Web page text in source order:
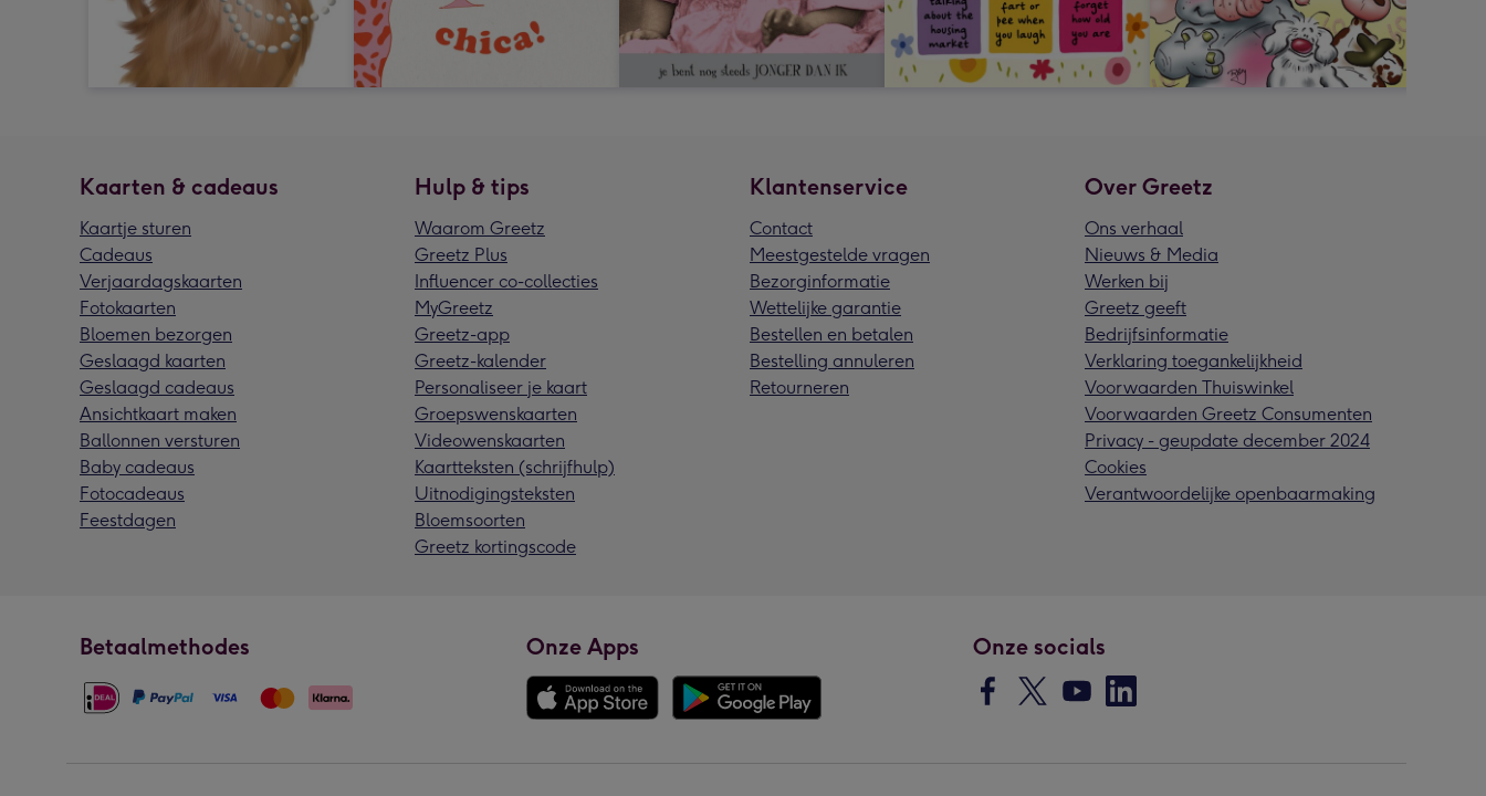
Kaarten & cadeaus
Kaartje sturen
Cadeaus
Verjaardagskaarten
Fotokaarten
Bloemen bezorgen
Geslaagd kaarten
Geslaagd cadeaus
Ansichtkaart maken
Ballonnen versturen
Baby cadeaus
Fotocadeaus
Feestdagen
Hulp & tips
Waarom Greetz
Greetz Plus
Influencer co-collecties
MyGreetz
Greetz-app
Greetz-kalender
Personaliseer je kaart
Groepswenskaarten
Videowenskaarten
Kaartteksten (schrijfhulp)
Uitnodigingsteksten
Bloemsoorten
Greetz kortingscode
Klantenservice
Contact
Meestgestelde vragen
Bezorginformatie
Wettelijke garantie
Bestellen en betalen
Bestelling annuleren
Retourneren
Over Greetz
Ons verhaal
Nieuws & Media
Werken bij
Greetz geeft
Bedrijfsinformatie
Verklaring toegankelijkheid
Voorwaarden Thuiswinkel
Voorwaarden Greetz Consumenten
Privacy - geupdate december 2024
Cookies
Verantwoordelijke openbaarmaking
Betaalmethodes Onze Apps Onze socials